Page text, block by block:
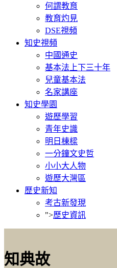
何謂教育
教育灼見
DSE視頻
知史視頻
中國通史
基本法上下三十年
兒童基本法
名家講座
知史學園
遊歷學習
青年史識
明日棟樑
一分鐘文史哲
小小大人物
遊歷大灣區
歷史新知
考古新發現
">歷史資訊
知典故